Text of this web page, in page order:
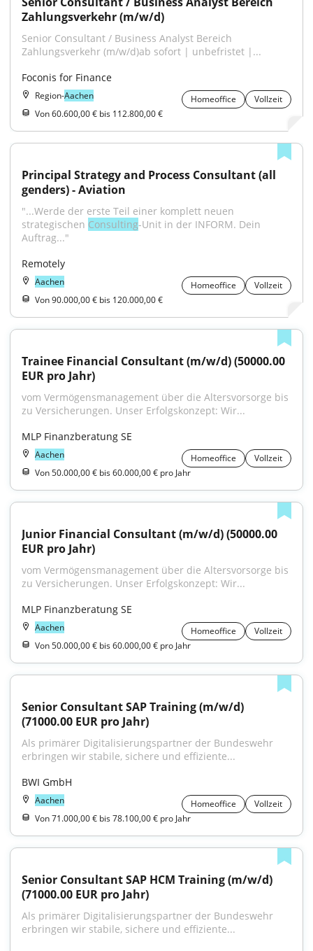
Zahlungsverkehr (m/w/d)
Senior Consultant / Business Analyst Bereich
Zahlungsverkehr (m/w/d)ab sofort | unbefristet |...
Foconis for Finance
Region-Aachen Homeoffice
Vollzeit
Von 60.600,00 € bis 112.800,00 €
Principal Strategy and Process Consultant (all
genders) - Aviation
"...Werde der erste Teil einer komplett neuen
strategischen Consulting-Unit in der INFORM. Dein
Auftrag..."
Remotely
Aachen Homeoffice
Vollzeit
Von 90.000,00 € bis 120.000,00 €
Trainee Financial Consultant (m/w/d) (50000.00
EUR pro Jahr)
vom Vermögensmanagement über die Altersvorsorge bis
zu Versicherungen. Unser Erfolgskonzept: Wir...
MLP Finanzberatung SE
Aachen Homeoffice
Vollzeit
Von 50.000,00 € bis 60.000,00 € pro Jahr
Junior Financial Consultant (m/w/d) (50000.00
EUR pro Jahr)
vom Vermögensmanagement über die Altersvorsorge bis
zu Versicherungen. Unser Erfolgskonzept: Wir...
MLP Finanzberatung SE
Aachen Homeoffice
Vollzeit
Von 50.000,00 € bis 60.000,00 € pro Jahr
Senior Consultant SAP Training (m/w/d)
(71000.00 EUR pro Jahr)
Als primärer Digitalisierungspartner der Bundeswehr
erbringen wir stabile, sichere und effiziente...
BWI GmbH
Aachen Homeoffice
Vollzeit
Von 71.000,00 € bis 78.100,00 € pro Jahr
Senior Consultant SAP HCM Training (m/w/d)
(71000.00 EUR pro Jahr)
Als primärer Digitalisierungspartner der Bundeswehr
erbringen wir stabile, sichere und effiziente...